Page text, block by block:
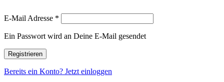
E-Mail Adresse *
Ein Passwort wird an Deine E-Mail gesendet
Registrieren
Bereits ein Konto? Jetzt einloggen